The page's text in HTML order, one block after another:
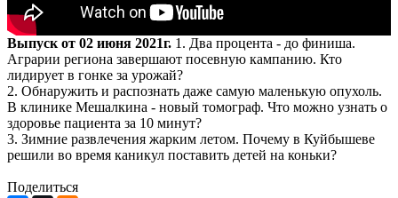
Выпуск от 02 июня 2021г. 1. Два процента - до финиша.
Аграрии региона завершают посевную кампанию. Кто
лидирует в гонке за урожай?
2. Обнаружить и распознать даже самую маленькую опухоль.
В клинике Мешалкина - новый томограф. Что можно узнать о
здоровье пациента за 10 минут?
3. Зимние развлечения жарким летом. Почему в Куйбышеве
решили во время каникул поставить детей на коньки?
Поделиться